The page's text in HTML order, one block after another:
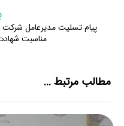
پیام تسلیت مدیرعامل شرکت
مناسبت
مطالب مرتبط ...